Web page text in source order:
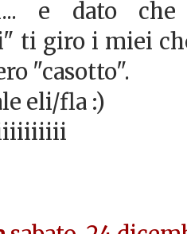
e dato
ti giro i miei
"casotto".
eli/fla :)